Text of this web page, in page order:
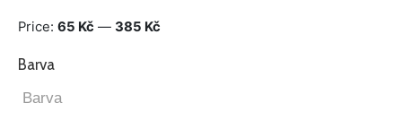
Price: 65 Kč — 385 Kč
Barva